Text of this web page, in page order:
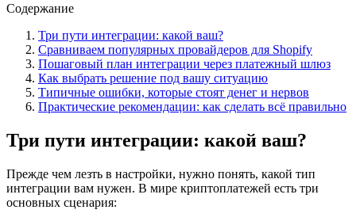
Содержание
Три пути интеграции: какой ваш?
Сравниваем популярных провайдеров для Shopify
Пошаговый план интеграции через платежный шлюз
Как выбрать решение под вашу ситуацию
Типичные ошибки, которые стоят денег и нервов
Практические рекомендации: как сделать всё правильно
Три пути интеграции: какой ваш?
Прежде чем лезть в настройки, нужно понять, какой тип
интеграции вам нужен. В мире криптоплатежей есть три
основных сценария: